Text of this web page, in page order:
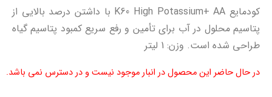
کود‌مایع K60 High Potassium+ AA با داشتن درصد بالایی از
پتاسیم محلول در آب برای تأمین و رفع سریع کمبود پتاسیم گیاه
طراحی شده است. وزن: 1 لیتر
در حال حاضر این محصول در انبار موجود نیست و در دسترس نمی باشد.